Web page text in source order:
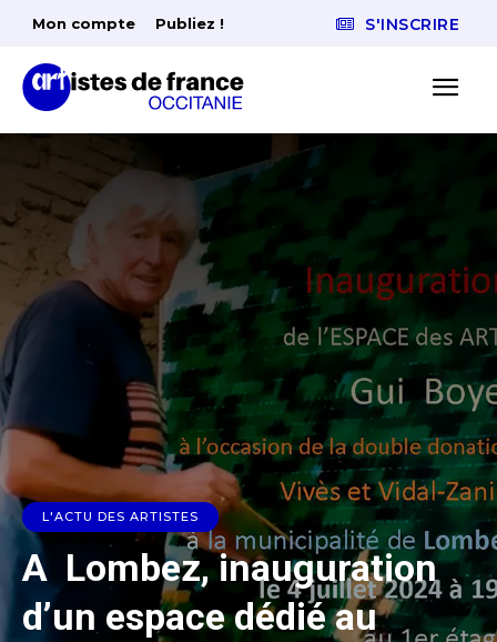
Mon compte Publiez ! S'INSCRIRE
L'ACTU DES ARTISTES
A Lombez, inauguration
d’un espace dédié au